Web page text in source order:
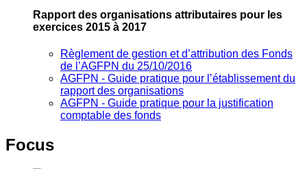
Rapport des organisations attributaires pour les
exercices 2015 à 2017
Règlement de gestion et d’attribution des Fonds
de l’AGFPN du 25/10/2016
AGFPN ‐ Guide pratique pour l’établissement du
rapport des organisations
AGFPN ‐ Guide pratique pour la justification
comptable des fonds
Focus